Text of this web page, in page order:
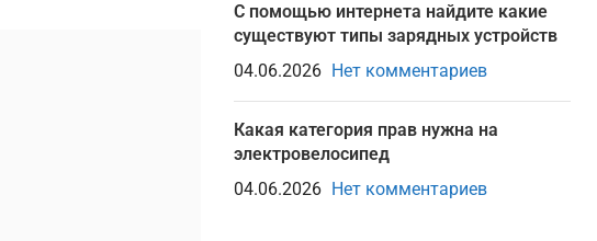
С помощью интернета найдите какие
существуют типы зарядных устройств
04.06.2026 Нет комментариев
Какая категория прав нужна на
электровелосипед
04.06.2026 Нет комментариев